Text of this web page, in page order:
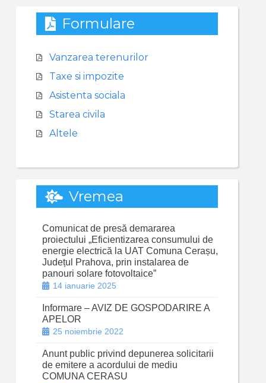
Formulare
Vanzarea terenurilor
Taxe si impozite
Asistenta sociala
Starea civila
Altele
Vremea
Comunicat de presă demararea
proiectului „Eficientizarea consumului de
energie electrică la UAT Comuna Cerașu,
Județul Prahova, prin instalarea de
panouri solare fotovoltaice”
14 ianuarie 2025
Informare – AVIZ DE GOSPODARIRE A
APELOR
25 noiembrie 2022
Anunt public privind depunerea solicitarii
de emitere a acordului de mediu
COMUNA CERASU